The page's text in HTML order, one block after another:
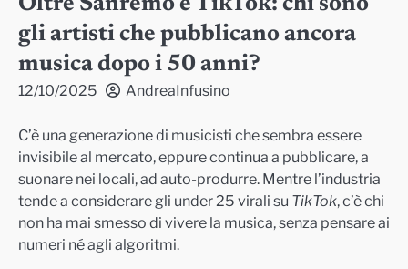
gli artisti che pubblicano ancora
musica dopo i 50 anni?
12/10/2025 AndreaInfusino
C’è una generazione di musicisti che sembra essere
invisibile al mercato, eppure continua a pubblicare, a
suonare nei locali, ad auto-produrre. Mentre l’industria
tende a considerare gli under 25 virali su TikTok, c’è chi
non ha mai smesso di vivere la musica, senza pensare ai
numeri né agli algoritmi.